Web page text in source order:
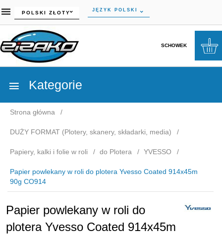
currency_h
POLSKI ZŁOTY JĘZYK POLSKI
SCHOWEK
Kategorie
Strona główna
DUŻY FORMAT (Plotery, skanery, składarki, media)
Papiery, kalki i folie w roli do Plotera YVESSO
Papier powlekany w roli do plotera Yvesso Coated 914x45m
90g CO914
Papier powlekany w roli do
plotera Yvesso Coated 914x45m